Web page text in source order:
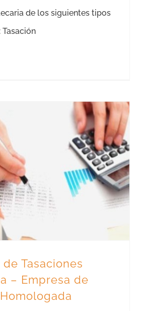
de los siguientes tipos
Tasaciones
– Empresa de